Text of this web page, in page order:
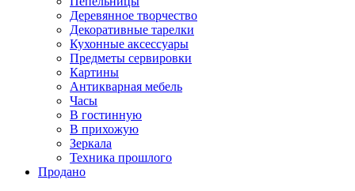
Деревянное творчество
Декоративные тарелки
Кухонные аксессуары
Предметы сервировки
Картины
Антикварная мебель
Часы
В гостинную
В прихожую
Зеркала
Техника прошлого
Продано